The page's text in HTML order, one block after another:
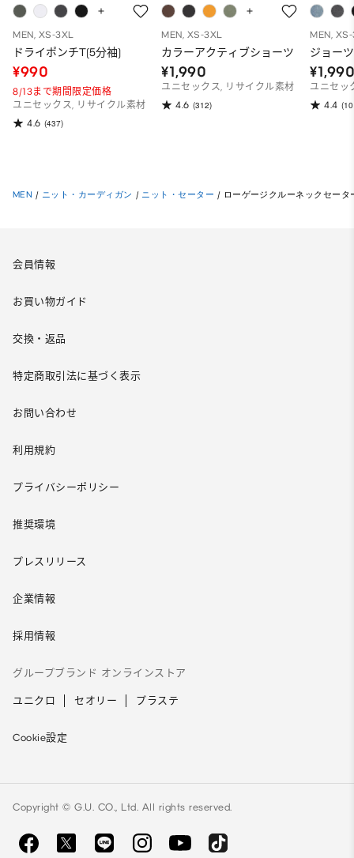
MEN, XS-3XL
ドライポンチT(5分袖)
¥990
8/13まで期間限定価格
ユニセックス, リサイクル素材
4.6 (437)
MEN, XS-3XL
カラーアクティブショーツ
¥1,990
ユニセックス, リサイクル素材
4.6 (312)
MEN,
ジョーツ
ユニセッ
4.4
MEN / ニット・カーディガン / ニット・セーター / ローゲージクルーネックセータ
会員情報
お買い物ガイド
交換・返品
特定商取引法に基づく表示
お問い合わせ
利用規約
プライバシーポリシー
推奨環境
プレスリリース
企業情報
採用情報
グループブランド オンラインストア
ユニクロ セオリー プラステ
Cookie設定
Copyright © G.U. CO., Ltd. All rights reserved.